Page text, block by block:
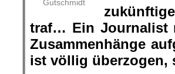
Gutschmidt
traf… Ein Journalist
Zusammenhänge
ist völlig überzogen,